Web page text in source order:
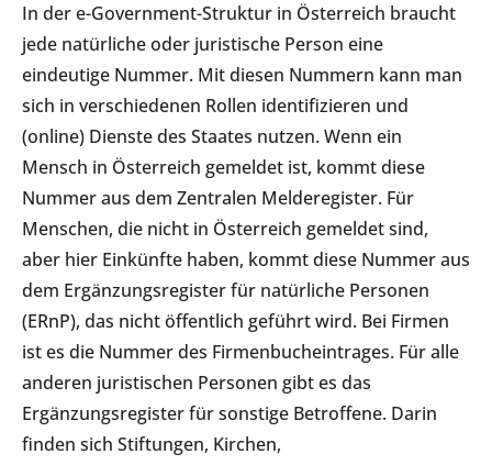
In der e-Government-Struktur in Österreich braucht
jede natürliche oder juristische Person eine
eindeutige Nummer. Mit diesen Nummern kann man
sich in verschiedenen Rollen identifizieren und
(online) Dienste des Staates nutzen. Wenn ein
Mensch in Österreich gemeldet ist, kommt diese
Nummer aus dem Zentralen Melderegister. Für
Menschen, die nicht in Österreich gemeldet sind,
aber hier Einkünfte haben, kommt diese Nummer aus
dem Ergänzungsregister für natürliche Personen
(ERnP), das nicht öffentlich geführt wird. Bei Firmen
ist es die Nummer des Firmenbucheintrages. Für alle
anderen juristischen Personen gibt es das
Ergänzungsregister für sonstige Betroffene. Darin
finden sich Stiftungen, Kirchen,